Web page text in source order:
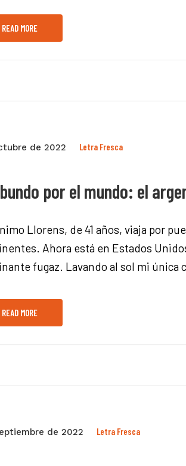
READ MORE
de 2022 Letra Fresca
por el mundo: el
Llorens, de 41 años, viaja por
Ahora está en Estados
fugaz. Lavando al sol mi
READ MORE
de 2022 Letra Fresca